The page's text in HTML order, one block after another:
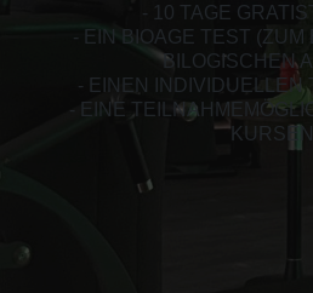
- 10 TAGE
- EIN BIOAGE TEST (ZUM
BILOGISCHEN
- EINEN INDIVIDUELLEN
- EINE
KURSEN